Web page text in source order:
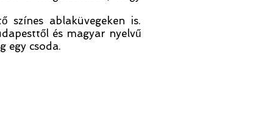
színes ablaküvegeken is.
és magyar nyelvű
egy csoda.